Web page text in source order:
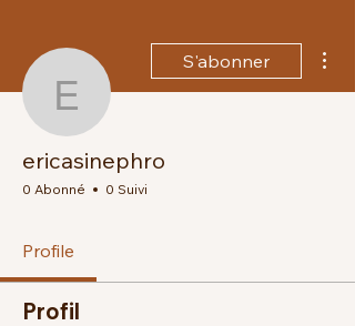
ericasinephro
S'abonner
ericasinephro
0 Abonné 0 Suivi
Profile
Profil